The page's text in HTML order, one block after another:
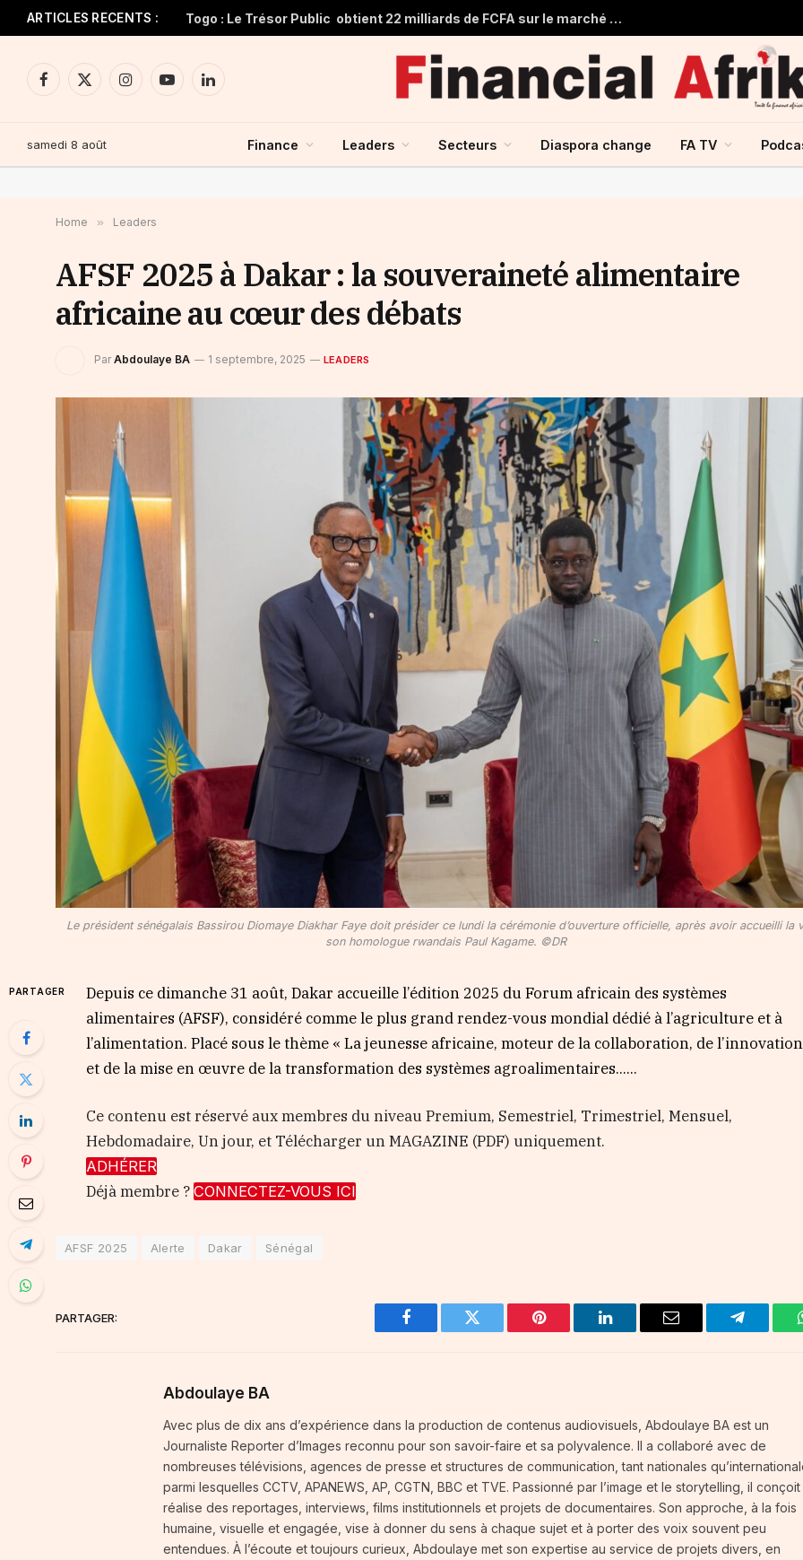
ARTICLES RECENTS : Togo : Le Trésor Public obtient 22 milliards de FCFA sur le marché financier de l’UMOA
Facebook
X
InstagramYouTubeLinkedIn
samedi 8 août Finance Leaders Secteurs Diaspora change FA TV
Home » Leaders
AFSF 2025 à Dakar : la souveraineté alimentaire
africaine au cœur des débats
Par Abdoulaye BA 1 septembre, 2025 LEADERS
Le président sénégalais Bassirou Diomaye Diakhar Faye doit présider ce lundi la cérémonie d’ouverture officielle, après avoir accueilli la
son homologue rwandais Paul Kagame. ©DR
PARTAGER
Depuis ce dimanche 31 août, Dakar accueille l’édition 2025 du Forum africain des systèmes
alimentaires (AFSF), considéré comme le plus grand rendez-vous mondial dédié à l’agriculture et à
l’alimentation. Placé sous le thème « La jeunesse africaine, moteur de la collaboration, de l’innovation
et de la mise en œuvre de la transformation des systèmes agroalimentaires…...
Ce contenu est réservé aux membres du niveau Premium, Semestriel, Trimestriel, Mensuel,
Hebdomadaire, Un jour, et Télécharger un MAGAZINE (PDF) uniquement.
ADHÉRER
Déjà membre ?CONNECTEZ-VOUS ICI
AFSF 2025 Alerte Dakar Sénégal
PARTAGER:
Facebook Twitter Pinterest LinkedIn Email Telegram
Abdoulaye BA
Avec plus de dix ans d’expérience dans la production de contenus audiovisuels, Abdoulaye BA est un
Journaliste Reporter d’Images reconnu pour son savoir-faire et sa polyvalence. Il a collaboré avec de
nombreuses télévisions, agences de presse et structures de communication, tant nationales
parmi lesquelles CCTV, APANEWS, AP, CGTN, BBC et TVE. Passionné par l’image et le storytelling, il
réalise des reportages, interviews, films institutionnels et projets de documentaires. Son approche, à la fois
humaine, visuelle et engagée, vise à donner du sens à chaque sujet et à porter des voix souvent peu
entendues. À l’écoute et toujours curieux, Abdoulaye met son expertise au service de projets divers, en